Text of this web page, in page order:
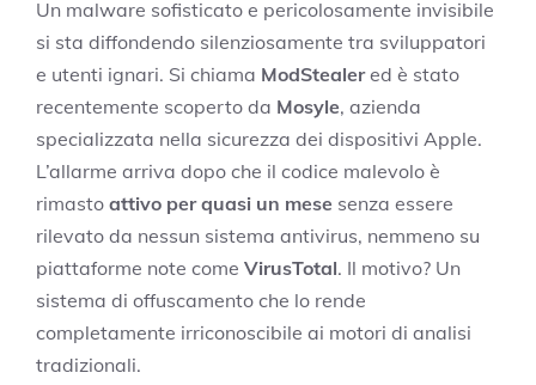
Un malware sofisticato e pericolosamente invisibile
si sta diffondendo silenziosamente tra sviluppatori
e utenti ignari. Si chiama ModStealered è stato
recentemente scoperto da Mosyle, azienda
specializzata nella sicurezza dei dispositivi Apple.
L’allarme arriva dopo che il codice malevolo è
rimasto attivo per quasi un mese senza essere
rilevato da nessun sistema antivirus, nemmeno su
piattaforme note come VirusTotal. Il motivo? Un
sistema di offuscamento che lo rende
completamente irriconoscibile ai motori di analisi
tradizionali.